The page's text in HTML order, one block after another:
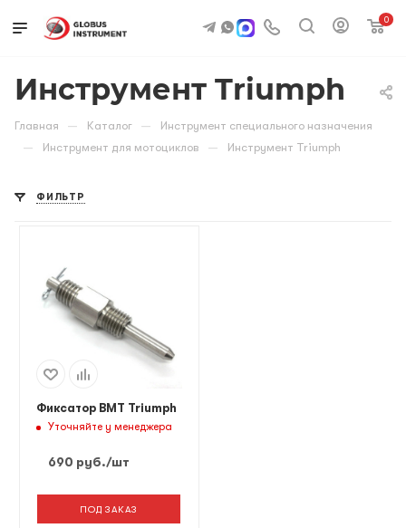
0
Инструмент Triumph
Главная — Каталог — Инструмент специального назначения
— Инструмент для мотоциклов — Инструмент Triumph
ФИЛЬТР
Фиксатор ВМТ Triumph
Уточняйте у менеджера
690 руб./шт
ПОД ЗАКАЗ